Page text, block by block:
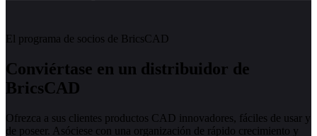
El programa de socios de BricsCAD
Conviértase en un distribuidor de
BricsCAD
Ofrezca a sus clientes productos CAD innovadores, fáciles de usar y
de poseer. Asóciese con una organización de rápido crecimiento y